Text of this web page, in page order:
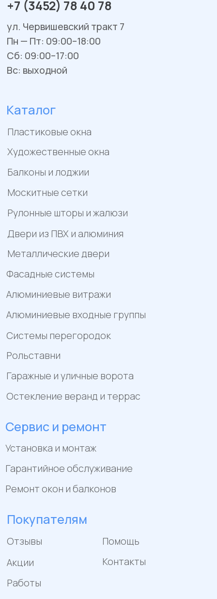
Покупателям
Отзывы
Акции
Помощь
Гарантийное обслуживание
Ремонт окон и балконов
Пример цен носит исключительно информационный
характер и не является публичной офертой